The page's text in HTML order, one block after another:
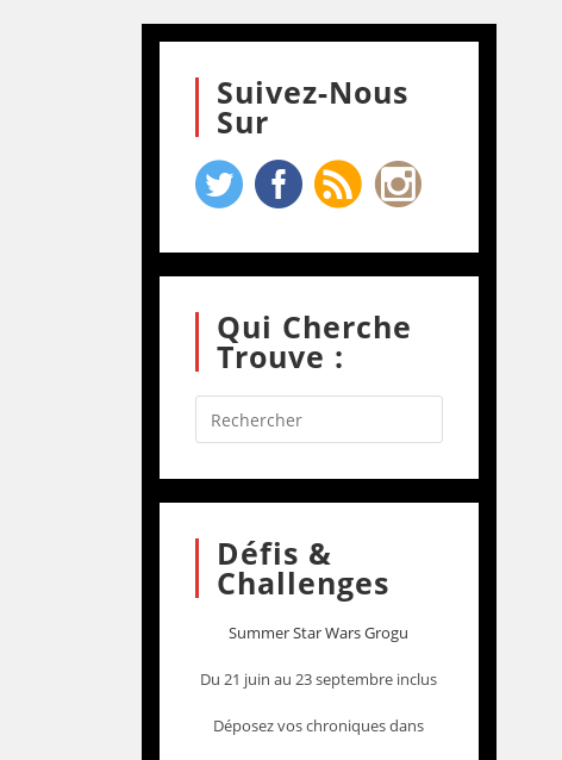
Suivez-Nous
Sur
Qui Cherche
Trouve :
Défis &
Challenges
Summer Star Wars Grogu
Du 21 juin au 23 septembre inclus
Déposez vos chroniques dans